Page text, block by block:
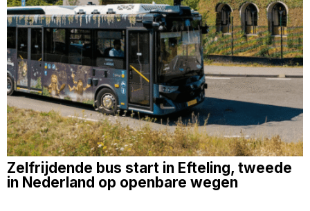
Zelfrijdende bus start in Efteling, tweede
in Nederland op openbare wegen